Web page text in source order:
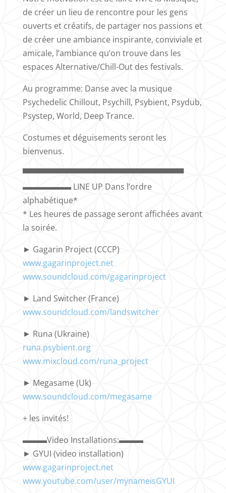
de créer un lieu de rencontre pour les gens
ouverts et créatifs, de partager nos passions et
de créer une ambiance inspirante, conviviale et
amicale, l’ambiance qu’on trouve dans les
espaces Alternative/Chill-Out des festivals.
Au programme: Danse avec la musique
Psychedelic Chillout, Psychill, Psybient, Psydub,
Psystep, World, Deep Trance.
Costumes et déguisements seront les
bienvenus.
▀▀▀▀▀▀▀▀▀▀▀▀▀▀▀▀▀▀▀▀▀▀▀▀▀▀▀▀▀
▬▬▬▬▬▬ LINE UP Dans l’ordre
alphabétique*
* Les heures de passage seront affichées avant
la soirée.
► Gagarin Project (CCCP)
www.gagarinproject.net
www.soundcloud.com/gagarinproject
► Land Switcher (France)
www.soundcloud.com/landswitcher
► Runa (Ukraine)
runa.psybient.org
www.mixcloud.com/runa_project
► Megasame (Uk)
www.soundcloud.com/megasame
+ les invités!
▬▬▬Video Installations:▬▬▬
► GYUI (video installation)
www.gagarinproject.net
www.youtube.com/user/mynameisGYUI